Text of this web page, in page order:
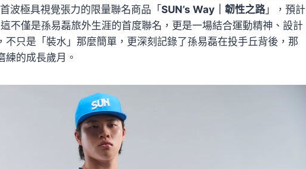
波極具視覺張力的限量聯名商品「SUN’s Way｜韌性之路」，預計
不僅是孫易磊旅外生涯的首度聯名，更是一場結合運動精神、設計
不只是「裝水」那麼簡單，更深刻記錄了孫易磊在投手丘背後，那
練的成長歲月。